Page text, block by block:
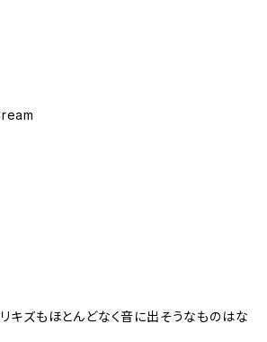
ズもほとんどなく音に出そうなものはな